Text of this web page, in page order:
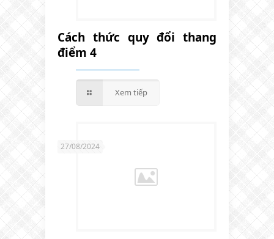
Cách thức quy đổi thang
điểm 4
Xem tiếp
27/08/2024